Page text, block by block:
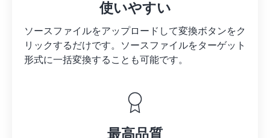
使いやすい
ソースファイルをアップロードして変換ボタンをク
リックするだけです。 ソースファイルをターゲット
形式に一括変換することも可能です。